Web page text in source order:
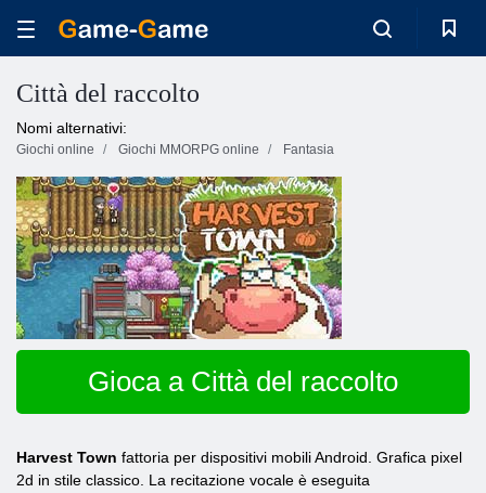
Città del raccolto
Nomi alternativi:
Giochi online Giochi MMORPG online Fantasia
Gioca a Città del raccolto
Harvest Town fattoria per dispositivi mobili Android. Grafica pixel
2d in stile classico. La recitazione vocale è eseguita